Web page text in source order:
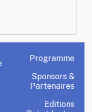
Programme
Sponsors &
Partenaires
Editions